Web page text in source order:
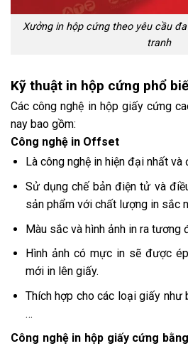
Xưởng in hộp cứng theo yêu cầu
tranh
Kỹ thuật in hộp cứng phổ
Các công nghệ in hộp giấy cứng
nay bao gồm:
Công nghệ in Offset
Là công nghệ in hiện đại nhất
Sử dụng chế bản điện tử và
sản phẩm với chất lượng in sắc
Màu sắc và hình ảnh in ra tương
Hình ảnh có mực in sẽ được
mới in lên giấy.
Thích hợp cho các loại giấy như
…
Công nghệ in hộp giấy cứng